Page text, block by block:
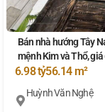
Bán nhà hướng Tây
mệnh Kim và Thổ, giá
6.98 tỷ56.14 m²
Huỳnh Văn Nghệ